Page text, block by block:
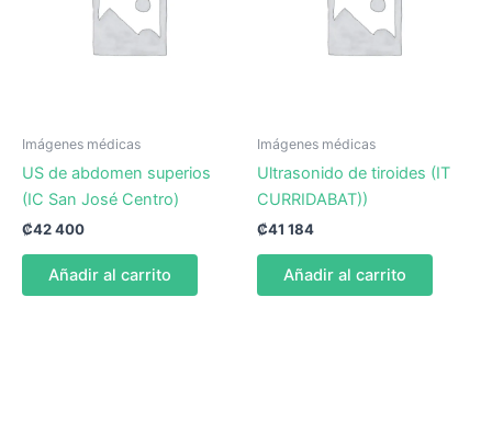
Imágenes médicas
US de abdomen superios
(IC San José Centro)
₡42 400
Añadir al carrito
Imágenes médicas
Ultrasonido de tiroides (IT
CURRIDABAT))
₡41 184
Añadir al carrito